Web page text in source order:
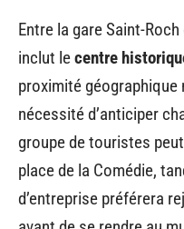
Entre la gare Saint-
inclut lecentre
proximité
nécessité d’anticiper
groupe de touristes
place de la Comédie,
d’entreprise préférera